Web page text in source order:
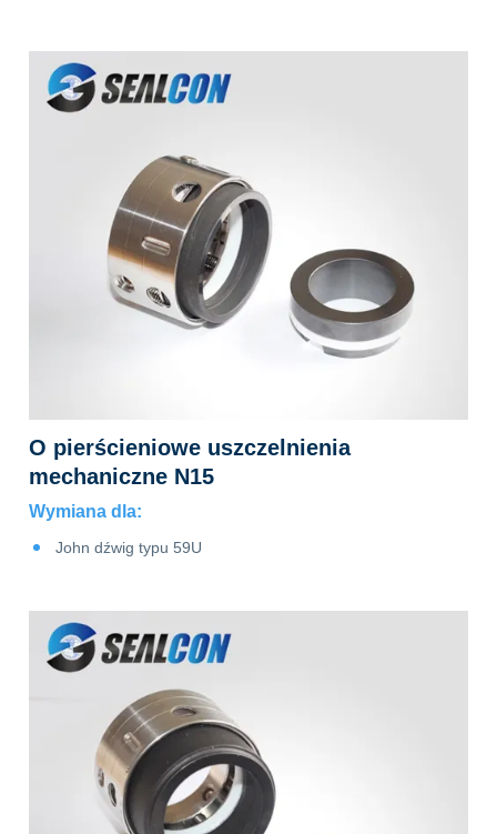
O pierścieniowe uszczelnienia
mechaniczne N15
Wymiana dla:
John dźwig typu 59U